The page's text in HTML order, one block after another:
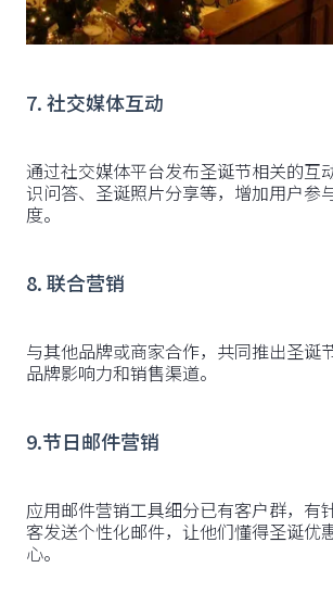
7. 社交媒体互动
通过社交媒体平台发布圣诞节相关的互
识问答、圣诞照片分享等，增加用户参
度。
8. 联合营销
与其他品牌或商家合作，共同推出圣诞
品牌影响力和销售渠道。
9.节日邮件营销
应用邮件营销工具细分已有客户群，有
客发送个性化邮件，让他们懂得圣诞优
心。